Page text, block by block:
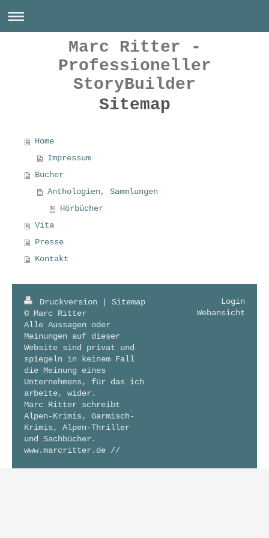
Marc Ritter -
Professioneller
StoryBuilder
Sitemap
Home
Impressum
Bücher
Anthologien, Sammlungen
Hörbücher
Vita
Presse
Kontakt
Druckversion
Sitemap
© Marc Ritter
Alle Aussagen oder
Meinungen auf dieser
Website sind privat und
spiegeln in keinem Fall
die Meinung eines
Unternehmens, für das ich
arbeite, wider.
Marc Ritter schreibt
Alpen-Krimis, Garmisch-
Krimis, Alpen-Thriller
und Sachbücher.
www.marcritter.de //
Login
Webansicht